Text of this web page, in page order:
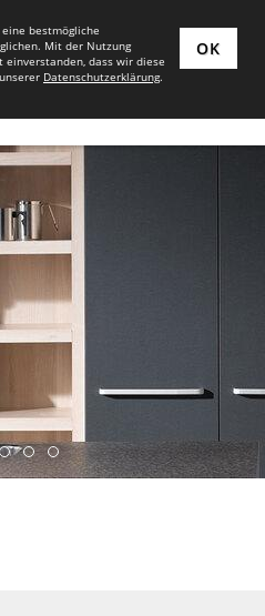
OK
bestmögliche
Mit der Nutzung
einverstanden, dass wir diese
Datenschutzerklärung.